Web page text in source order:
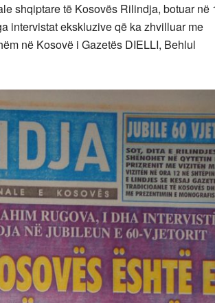
shqiptare të Kosovës Rilindja, botuar në
intervistat ekskluzive që ka zhvilluar me
në Kosovë i Gazetës DIELLI, Behlul